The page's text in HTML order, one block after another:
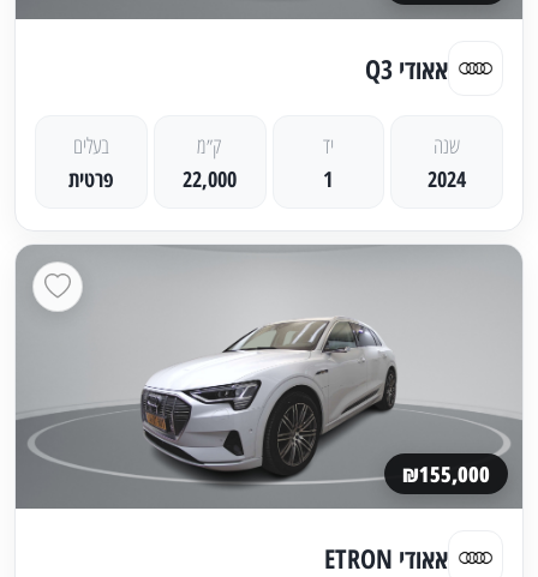
אאודי Q3
שנה
2024
יד
1
ק״מ
22,000
בעלים
פרטית
₪155,000
אאודי ETRON